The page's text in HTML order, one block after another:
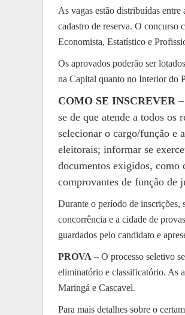
As vagas estão distribuídas
cadastro de reserva. O concurso
Economista, Estatístico e
Os aprovados poderão ser
na Capital quanto no Interior do
COMO SE INSCREVER
se de que atende a todos os
selecionar o cargo/função e
eleitorais; informar se
documentos exigidos, como
comprovantes de função de
Durante o período de inscrições,
concorrência e a cidade de
guardados pelo candidato e
PROVA – O processo seletivo
eliminatório e classificatório. As
Maringá e Cascavel.
Para mais detalhes sobre o